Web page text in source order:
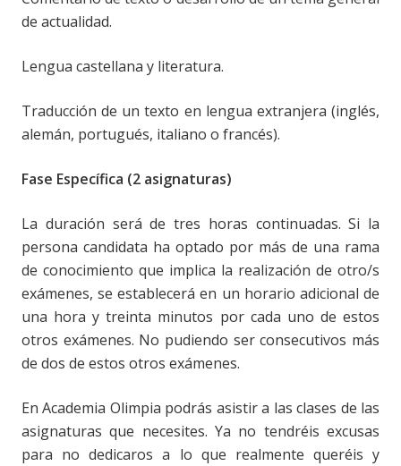
de actualidad.
Lengua castellana y literatura.
Traducción de un texto en lengua extranjera (inglés,
alemán, portugués, italiano o francés).
Fase Específica (2 asignaturas)
La duración será de tres horas continuadas. Si la
persona candidata ha optado por más de una rama
de conocimiento que implica la realización de otro/s
exámenes, se establecerá en un horario adicional de
una hora y treinta minutos por cada uno de estos
otros exámenes. No pudiendo ser consecutivos más
de dos de estos otros exámenes.
En Academia Olimpia podrás asistir a las clases de las
asignaturas que necesites. Ya no tendréis excusas
para no dedicaros a lo que realmente queréis y